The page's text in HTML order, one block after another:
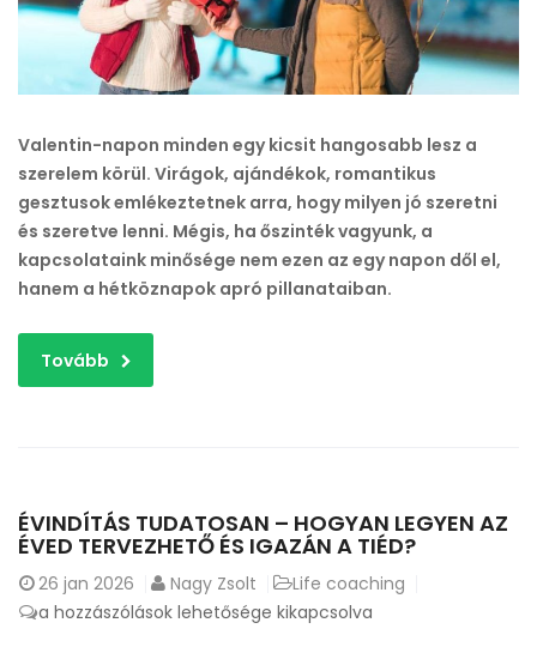
érzés
bejegyzéshez
Valentin-napon minden egy kicsit hangosabb lesz a
szerelem körül. Virágok, ajándékok, romantikus
gesztusok emlékeztetnek arra, hogy milyen jó szeretni
és szeretve lenni. Mégis, ha őszinték vagyunk, a
kapcsolataink minősége nem ezen az egy napon dől el,
hanem a hétköznapok apró pillanataiban.
Tovább
ÉVINDÍTÁS TUDATOSAN – HOGYAN LEGYEN AZ
ÉVED TERVEZHETŐ ÉS IGAZÁN A TIÉD?
26 jan 2026 Nagy Zsolt
Life coaching
Évindítás
a hozzászólások lehetősége kikapcsolva